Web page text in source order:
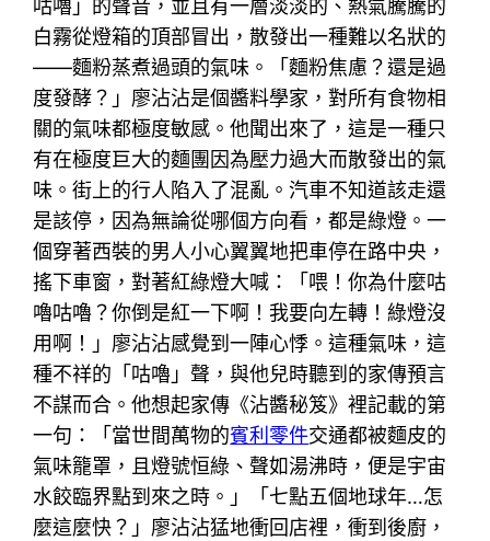
咕嚕」的聲音，並且有一層淡淡的、熱氣騰騰的
白霧從燈箱的頂部冒出，散發出一種難以名狀的
——麵粉蒸煮過頭的氣味。「麵粉焦慮？還是過
度發酵？」廖沾沾是個醬料學家，對所有食物相
關的氣味都極度敏感。他聞出來了，這是一種只
有在極度巨大的麵團因為壓力過大而散發出的氣
味。街上的行人陷入了混亂。汽車不知道該走還
是該停，因為無論從哪個方向看，都是綠燈。一
個穿著西裝的男人小心翼翼地把車停在路中央，
搖下車窗，對著紅綠燈大喊：「喂！你為什麼咕
嚕咕嚕？你倒是紅一下啊！我要向左轉！綠燈沒
用啊！」廖沾沾感覺到一陣心悸。這種氣味，這
種不祥的「咕嚕」聲，與他兒時聽到的家傳預言
不謀而合。他想起家傳《沾醬秘笈》裡記載的第
一句：「當世間萬物的賓利零件交通都被麵皮的
氣味籠罩，且燈號恒綠、聲如湯沸時，便是宇宙
水餃臨界點到來之時。」「七點五個地球年…怎
麼這麼快？」廖沾沾猛地衝回店裡，衝到後廚，